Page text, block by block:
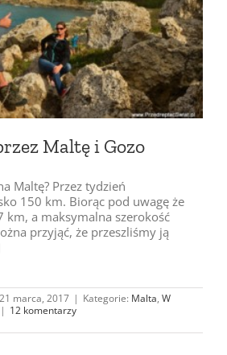
Maltę i Gozo
Maltę? Przez tydzień
150 km. Biorąc pod uwagę że
km, a maksymalna szerokość
przyjąć, że przeszliśmy ją
21 marca, 2017 | Kategorie: Malta, W
| 12 komentarzy